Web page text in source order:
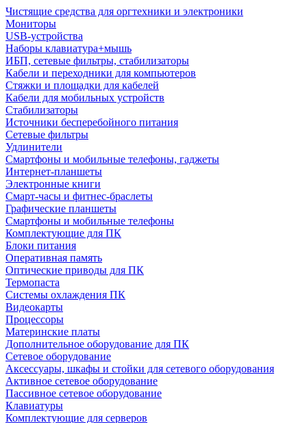
Чистящие средства для оргтехники и электроники
Мониторы
USB-устройства
Наборы клавиатура+мышь
ИБП, сетевые фильтры, стабилизаторы
Кабели и переходники для компьютеров
Стяжки и площадки для кабелей
Кабели для мобильных устройств
Стабилизаторы
Источники бесперебойного питания
Сетевые фильтры
Удлинители
Смартфоны и мобильные телефоны, гаджеты
Интернет-планшеты
Электронные книги
Смарт-часы и фитнес-браслеты
Графические планшеты
Смартфоны и мобильные телефоны
Комплектующие для ПК
Блоки питания
Оперативная память
Оптические приводы для ПК
Термопаста
Системы охлаждения ПК
Видеокарты
Процессоры
Материнские платы
Дополнительное оборудование для ПК
Сетевое оборудование
Аксессуары, шкафы и стойки для сетевого оборудования
Активное сетевое оборудование
Пассивное сетевое оборудование
Клавиатуры
Комплектующие для серверов